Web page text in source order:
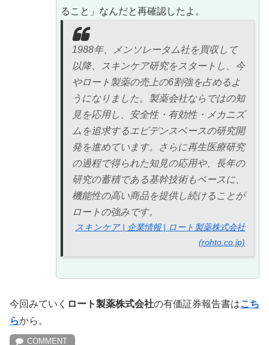
ること」なんだと再確認したよ。
1988年、メンソレータム社を買収して
以降、スキンケア研究をスタートし、今
やロート製薬の売上の6割強を占めるよ
うになりました。製薬会社ならではの知
見を応用し、安全性・有効性・メカニズ
ムを追求するエビデンスベースの研究開
発を進めています。さらに再生医療研究
の過程で得られた知見の応用や、長年の
研究の蓄積である基幹技術もベースに、
機能性の高い商品を提供し続けることが
ロートの強みです。
スキンケア | 企業情報 | ロート製薬株式会社
(rohto.co.jp)
今回みていく ロート製薬株式会社の有価証券報告書はこち
らから。